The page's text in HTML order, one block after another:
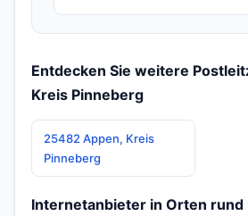
Entdecken Sie weitere
Kreis Pinneberg
25482 Appen, Kreis
Pinneberg
Internetanbieter in Orten rund